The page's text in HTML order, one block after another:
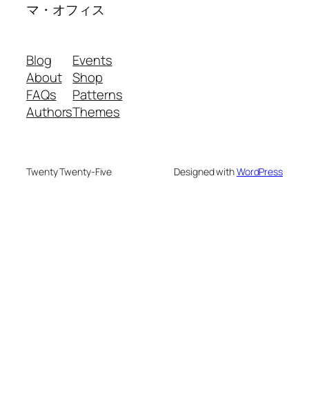
マ・オフィス
Blog
About
FAQs
Authors
Events
Shop
Patterns
Themes
Twenty Twenty-Five Designed withWordPress